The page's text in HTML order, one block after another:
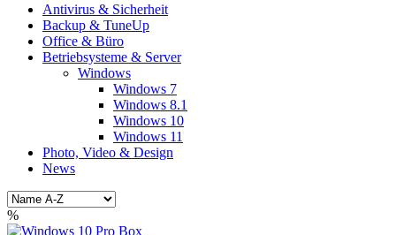
Antivirus & Sicherheit
Backup & TuneUp
Office & Büro
Betriebsysteme & Server
Windows
Windows 7
Windows 8.1
Windows 10
Windows 11
Photo, Video & Design
News
%